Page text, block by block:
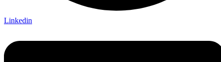
Linkedin